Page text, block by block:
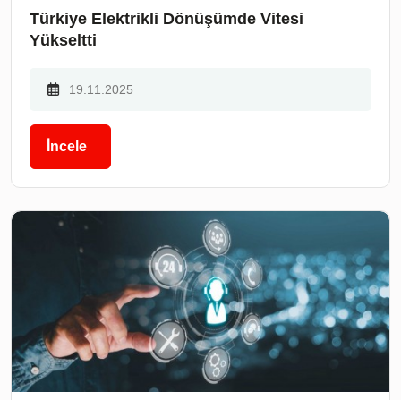
Türkiye Elektrikli Dönüşümde Vitesi
Yükseltti
19.11.2025
İncele